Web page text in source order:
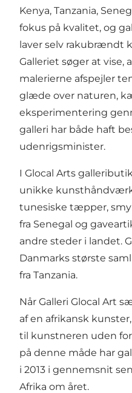
Kenya, Tanzania,
fokus på kvalitet, og
laver selv rakubrændt
Galleriet søger at vise,
malerierne afspejler
glæde over naturen,
eksperimentering
galleri har både haft
udenrigsminister.
I Glocal Arts
unikke
tunesiske tæpper,
fra Senegal og
andre steder i landet.
Danmarks største
fra Tanzania.
Når Galleri Glocal Art
af en afrikansk
til kunstneren uden
på denne måde har
i 2013 i gennemsnit
Afrika om året.